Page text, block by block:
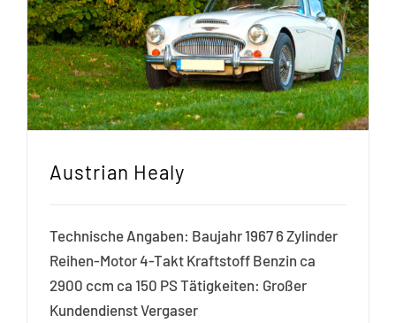
Austrian Healy
Technische Angaben: Baujahr 1967 6 Zylinder
Reihen-Motor 4-Takt Kraftstoff Benzin ca
2900 ccm ca 150 PS Tätigkeiten: Großer
Kundendienst Vergaser